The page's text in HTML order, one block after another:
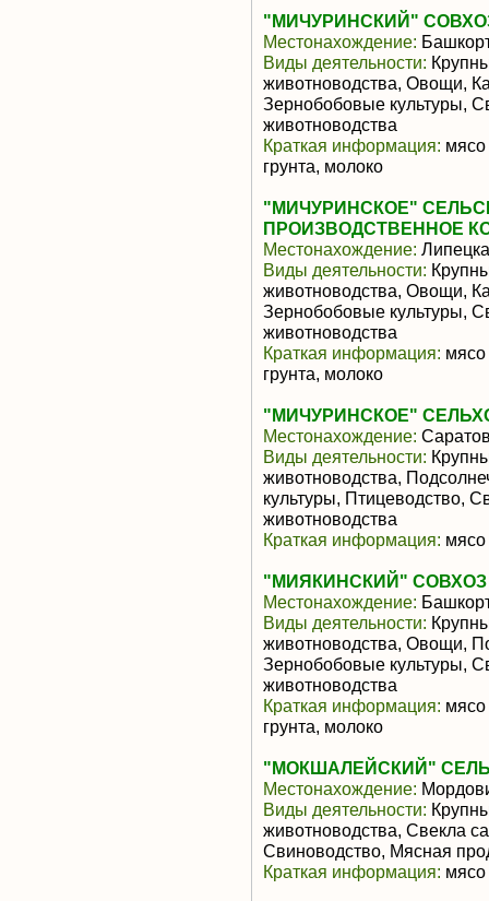
"МИЧУРИНСКИЙ"
Местонахождение:
Виды деятельности:
животноводства, Овощи,
Зернобобовые культуры,
животноводства
Краткая информация: мясо
грунта, молоко
"МИЧУРИНСКОЕ"
ПРОИЗВОДСТВЕННОЕ
Местонахождение:
Виды деятельности:
животноводства, Овощи,
Зернобобовые культуры,
животноводства
Краткая информация: мясо
грунта, молоко
"МИЧУРИНСКОЕ"
Местонахождение:
Виды деятельности:
животноводства,
культуры, Птицеводство,
животноводства
Краткая информация: мясо
"МИЯКИНСКИЙ" СОВХОЗ
Местонахождение:
Виды деятельности:
животноводства, Овощи,
Зернобобовые культуры,
животноводства
Краткая информация: мясо
грунта, молоко
"МОКШАЛЕЙСКИЙ"
Местонахождение:
Виды деятельности:
животноводства, Свекла
Свиноводство, Мясная
Краткая информация: мясо